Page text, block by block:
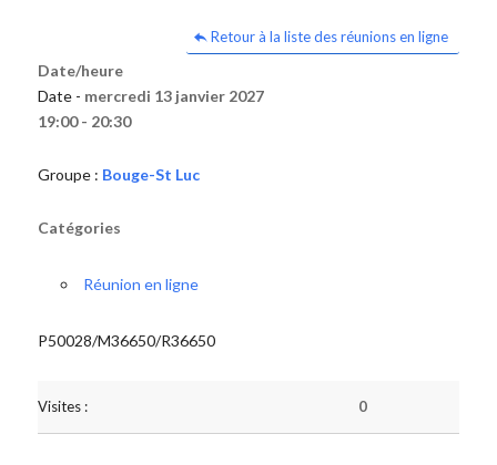
Retour à la liste des réunions en ligne
Date/heure
Date - mercredi 13 janvier 2027
19:00 - 20:30
Groupe : Bouge-St Luc
Catégories
Réunion en ligne
P50028/M36650/R36650
Visites : 0